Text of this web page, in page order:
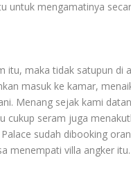
untuk mengamatinya
itu, maka tidak satupun di
masuk ke kamar,
Menang sejak kami
cukup seram juga
sudah dibooking
menempati villa angker itu.